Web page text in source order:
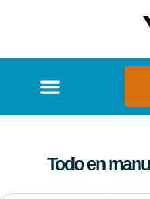
Todo en